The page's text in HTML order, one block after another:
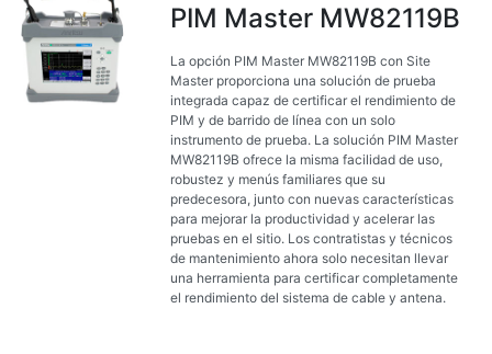
PIM Master MW82119B
La opción PIM Master MW82119B con Site
Master proporciona una solución de prueba
integrada capaz de certificar el rendimiento de
PIM y de barrido de línea con un solo
instrumento de prueba. La solución PIM Master
MW82119B ofrece la misma facilidad de uso,
robustez y menús familiares que su
predecesora, junto con nuevas características
para mejorar la productividad y acelerar las
pruebas en el sitio. Los contratistas y técnicos
de mantenimiento ahora solo necesitan llevar
una herramienta para certificar completamente
el rendimiento del sistema de cable y antena.